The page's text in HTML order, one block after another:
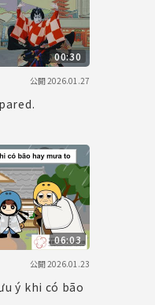
00:30
公開2026.01.27
06:03
公開2026.01.23
ý khi có bão